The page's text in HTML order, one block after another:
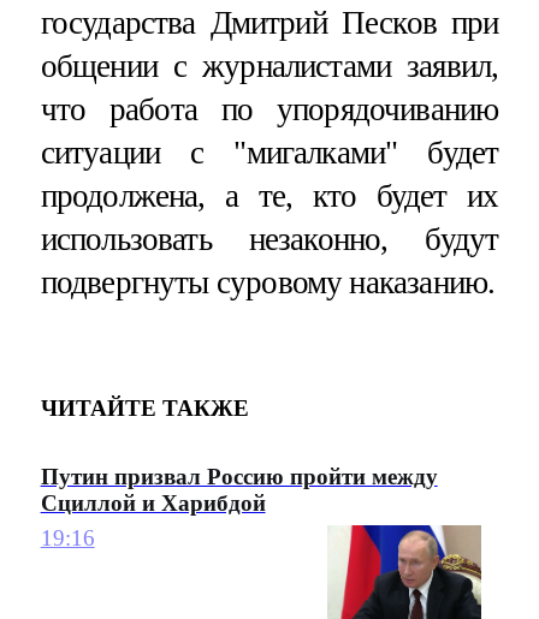
государства Дмитрий Песков при
общении с журналистами заявил,
что работа по упорядочиванию
ситуации с "мигалками" будет
продолжена, а те, кто будет их
использовать незаконно, будут
подвергнуты суровому наказанию.
ЧИТАЙТЕ ТАКЖЕ
Путин призвал Россию пройти между
Сциллой и Харибдой
19:16